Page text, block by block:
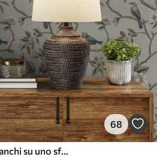
68
Rami con uccelli e fiori bianchi su uno sfondo delicato